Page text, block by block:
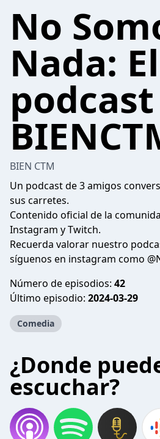
No
Nada: El
BIEN CTM
Un podcast de 3 amigos
sus carretes.
Contenido oficial de la
Instagram y Twitch.
Recuerda valorar nuestro
síguenos en instagram como
Número de episodios: 42
Último episodio: 2024-03-29
Comedia
¿Donde
escuchar?